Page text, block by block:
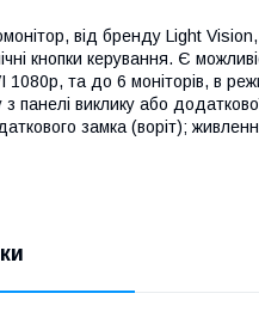
від бренду Light
кнопки керування. Є
1080p, та до 6 моніторів, в
з панелі виклику або
замка (воріт);